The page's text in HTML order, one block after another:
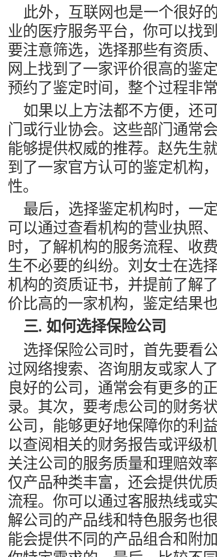
此外，互联网也是一个很好
业的医疗服务平台，你可以找
要注意筛选，选择那些有资质
网上找到了一家评价很高的鉴
预约了鉴定时间，整个过程非
如果以上方法都不方便，还
门或行业协会。这些部门通常
能够提供权威的推荐。赵先生
到了一家官方认可的鉴定机构
性。
最后，选择鉴定机构时，一
可以通过查看机构的营业执照
时，了解机构的服务流程、收
生不必要的纠纷。刘女士在选
机构的资质证书，并提前了解
价比高的一家机构，鉴定结果
三. 如何选择保险公司
选择保险公司时，首先要看
过网络搜索、咨询朋友或家人
良好的公司，通常会有更多的
录。其次，要考虑公司的财务
公司，能够更好地保障你的利
以查阅相关的财务报告或评级
关注公司的服务质量和理赔效
仅产品种类丰富，还会提供优
流程。你可以通过客服热线或
解公司的产品线和特色服务也
能会提供不同的产品组合和附